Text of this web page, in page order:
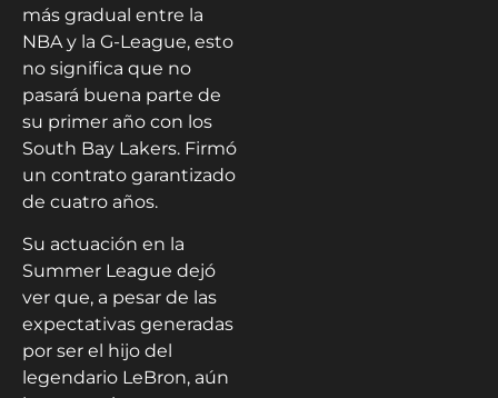
más gradual entre la
NBA y la G-League, esto
no significa que no
pasará buena parte de
su primer año con los
South Bay Lakers. Firmó
un contrato garantizado
de cuatro años.
Su actuación en la
Summer League dejó
ver que, a pesar de las
expectativas generadas
por ser el hijo del
legendario LeBron, aún